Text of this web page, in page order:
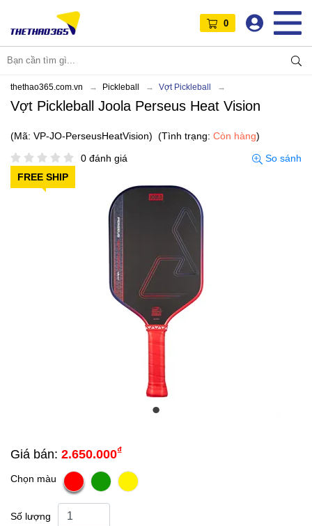
0
thethao365.com.vn Pickleball Vợt Pickleball
Vợt Pickleball Joola Perseus Heat Vision
(Mã: VP-JO-PerseusHeatVision) (Tình trạng: Còn hàng)
0 đánh giá
So sánh
FREE SHIP
Giá bán: 2.650.000₫
Chọn màu
Số lượng